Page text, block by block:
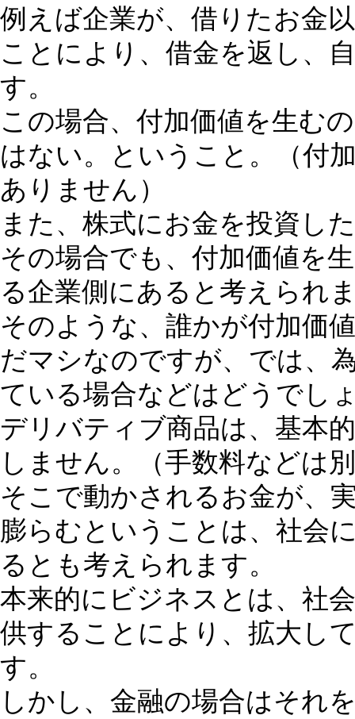
例えば企業が、借りたお金
ことにより、借金を返し、
す。
この場合、付加価値を生む
はない。ということ。（付
ありません）
また、株式にお金を投資し
その場合でも、付加価値を
る企業側にあると考えられ
そのような、誰かが付加価
だマシなのですが、では、
ている場合などはどうでし
デリバティブ商品は、基本
しません。（手数料などは
そこで動かされるお金が、
膨らむということは、社会
るとも考えられます。
本来的にビジネスとは、社
供することにより、拡大し
す。
しかし、金融の場合はそれ